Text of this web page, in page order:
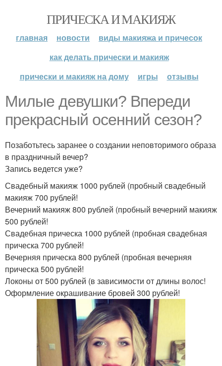
ПРИЧЕСКА И МАКИЯЖ
главная новости
виды макияжа и причесок
как делать прически и макияж
прически и макияж на дому
игры отзывы
Милые девушки? Впереди
прекрасный осенний сезон?
Позаботьтесь заранее о создании неповторимого образа
в праздничный вечер?
Запись ведется уже?
Свадебный макияж 1000 рублей (пробный свадебный
макияж 700 рублей!
Вечерний макияж 800 рублей (пробный вечерний макияж
500 рублей!
Свадебная прическа 1000 рублей (пробная свадебная
прическа 700 рублей!
Вечерняя прическа 800 рублей (пробная вечерняя
прическа 500 рублей!
Локоны от 500 рублей (в зависимости от длины волос!
Оформление окрашивание бровей 300 рублей!